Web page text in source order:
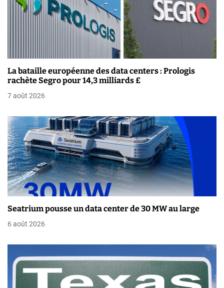
d
e
l
’
a
r
t
i
c
La bataille européenne des data centers : Prologis
rachète Segro pour 14,3 milliards £
7 août 2026
Seatrium pousse un data center de 30 MW au large
6 août 2026